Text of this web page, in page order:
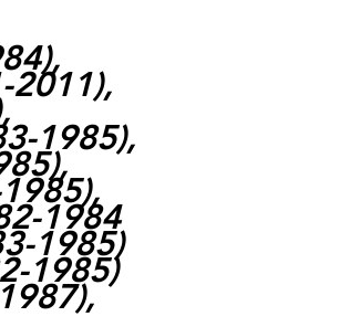
2011),
1985),
1984
1985)
1985)